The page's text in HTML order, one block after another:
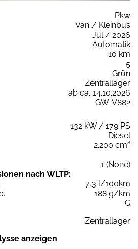
Pkw
Van / Kleinbus
Jul / 2026
Automatik
10 km
5
Grün
Zentrallager
ab ca. 14.10.2026
GW-V882
132 kW / 179 PS
Diesel
2.200 cm³
1 (None)
nach WLTP:
7,3 l/100km
188 g/km
G
Zentrallager
anzeigen